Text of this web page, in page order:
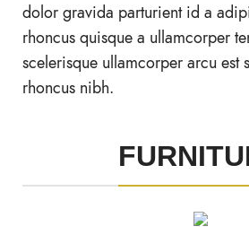
dolor gravida parturient id a
rhoncus quisque a ullamcorper
scelerisque ullamcorper arcu est
rhoncus nibh.